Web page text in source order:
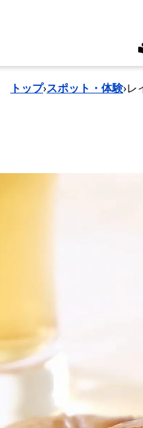
トップ›スポット・体験›レ